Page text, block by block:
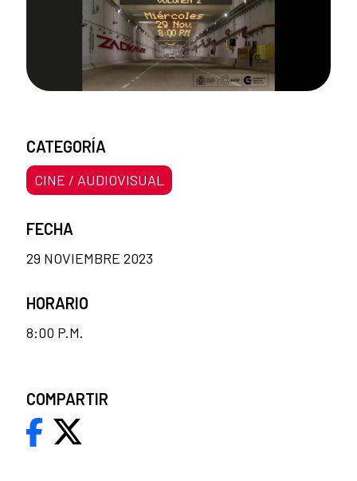
CATEGORÍA
CINE / AUDIOVISUAL
FECHA
29 NOVIEMBRE 2023
HORARIO
8:00 P.M.
COMPARTIR